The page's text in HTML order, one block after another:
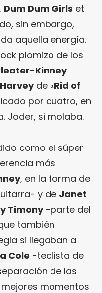
, Dum Dum Girls et
sin embargo,
aquella energía.
plomizo de los
Kinney
de «Rid of
por cuatro, en
Joder, si molaba.
como el súper
más
, en la forma de
y de Janet
Timony-parte del
también
si llegaban a
Cole -teclista de
de las
momentos